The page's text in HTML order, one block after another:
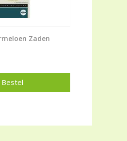
Zaden
Bestel